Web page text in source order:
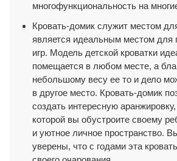
многофункциональность на
Кровать-домик служит местом
является идеальным местом для
игр. Модель детской кроватки
помещается в любом месте, а
небольшому весу ее то и дело
в другое место. Кровать-домик
создать интересную
которой вы обустроите своему
и уютное личное пространство.
уверены, что с годами эта